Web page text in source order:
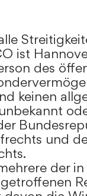
ist
des
keinen
und
der in